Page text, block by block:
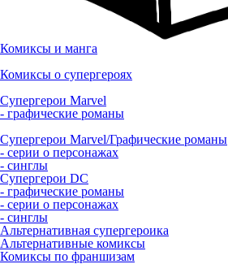
Комиксы и манга
Комиксы о супергероях
Супергерои Marvel
- графические романы
Супергерои Marvel/Графические романы
- серии о персонажах
- синглы
Супергерои DC
- графические романы
- серии о персонажах
- синглы
Альтернативная супергероика
Альтернативные комиксы
Комиксы по франшизам